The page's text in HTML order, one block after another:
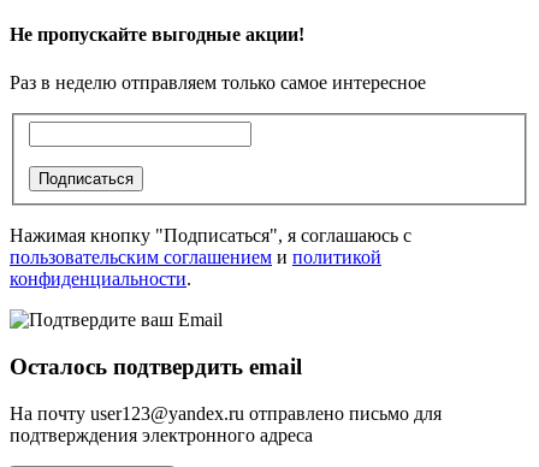
Не пропускайте выгодные акции!
Раз в неделю отправляем только самое интересное
Подписаться
Нажимая кнопку "Подписаться", я соглашаюсь с
пользовательским соглашением и политикой
конфиденциальности.
Осталось подтвердить email
На почту user123@yandex.ru отправлено письмо для
подтверждения электронного адреса